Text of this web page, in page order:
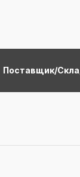
Поставщик/